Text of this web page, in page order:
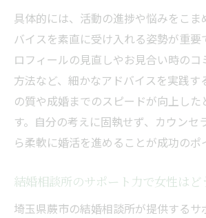
具体的には、活動の進捗や悩みをこま
バイスを素直に受け入れる姿勢が重要
ロフィールの見直しやお見合い時のコ
方法など、細かなアドバイスを実践す
の質や成婚までのスピードが向上した
す。自分の考えに固執せず、カウンセ
ら柔軟に婚活を進めることが成功のポ
結婚相談所のサポート力で女性はど
埼玉県蕨市の結婚相談所が提供するサ